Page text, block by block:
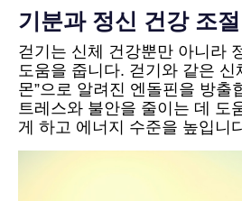
기분과 정신 건강 조절
걷기는 신체 건강뿐만 아니라
도움을 줍니다. 걷기와 같은 신
몬”으로 알려진 엔돌핀을 방출
트레스와 불안을 줄이는 데 도
게 하고 에너지 수준을 높입니